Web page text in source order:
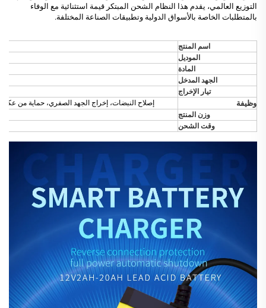
التوزيع العالمي، يقدم هذا النظام الشحن المبتكر قيمة استثنائية مع الوفاء
بالمتطلبات الخاصة بالأسواق الدولية وتطبيقات الصناعة المختلفة.
اسم المنتج
الموديل
المادة
الجهد المدخل
تيار الإخراج
وظيفة
إصلاح النبضات، إخراج الجهد الصفري، حماية من
وزن المنتج
وقت الشحن